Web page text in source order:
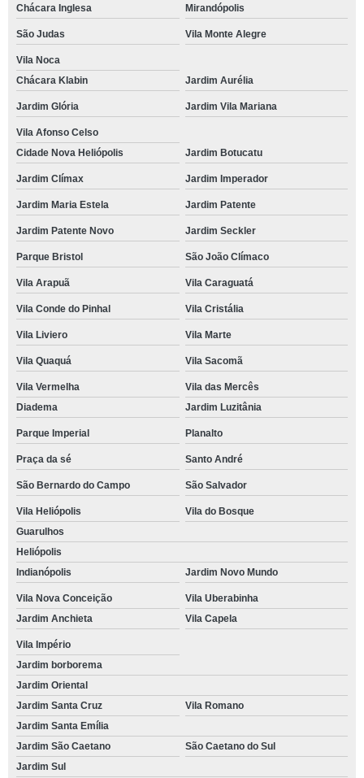
Chácara Inglesa
Mirandópolis
São Judas Vila Monte Alegre
Vila Noca
Chácara Klabin
Jardim Aurélia
Jardim Glória Jardim Vila Mariana
Vila Afonso Celso
Cidade Nova Heliópolis
Jardim Botucatu
Jardim Clímax Jardim Imperador
Jardim Maria Estela Jardim Patente
Jardim Patente Novo Jardim Seckler
Parque Bristol São João Clímaco
Vila Arapuã Vila Caraguatá
Vila Conde do Pinhal Vila Cristália
Vila Liviero Vila Marte
Vila Quaquá Vila Sacomã
Vila Vermelha
Vila das Mercês
Diadema
Jardim Luzitânia
Parque Imperial Planalto
Praça da sé Santo André
São Bernardo do Campo São Salvador
Vila Heliópolis
Vila do Bosque
Guarulhos
Heliópolis
Indianópolis
Jardim Novo Mundo
Vila Nova Conceição
Vila Uberabinha
Jardim Anchieta
Vila Capela
Vila Império
Jardim borborema
Jardim Oriental
Jardim Santa Cruz
Vila Romano
Jardim Santa Emília
Jardim São Caetano
São Caetano do Sul
Jardim Sul